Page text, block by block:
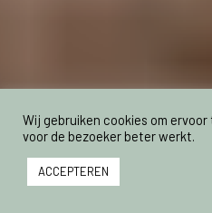
Wij gebruiken cookies om
voor de bezoeker beter werkt.
ACCEPTEREN